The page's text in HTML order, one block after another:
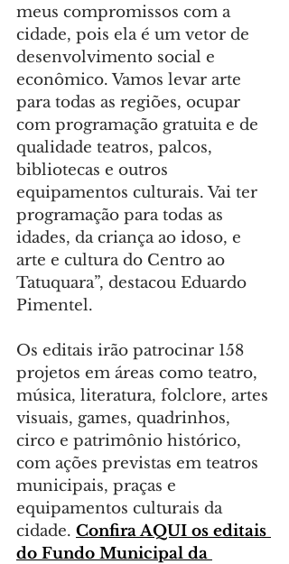
meus compromissos com a
cidade, pois ela é um vetor de
desenvolvimento social e
econômico. Vamos levar arte
para todas as regiões, ocupar
com programação gratuita e de
qualidade teatros, palcos,
bibliotecas e outros
equipamentos culturais. Vai ter
programação para todas as
idades, da criança ao idoso, e
arte e cultura do Centro ao
Tatuquara”, destacou Eduardo
Pimentel.
Os editais irão patrocinar 158
projetos em áreas como teatro,
música, literatura, folclore, artes
visuais, games, quadrinhos,
circo e patrimônio histórico,
com ações previstas em teatros
municipais, praças e
equipamentos culturais da
cidade. Confira AQUI os editais
do Fundo Municipal da